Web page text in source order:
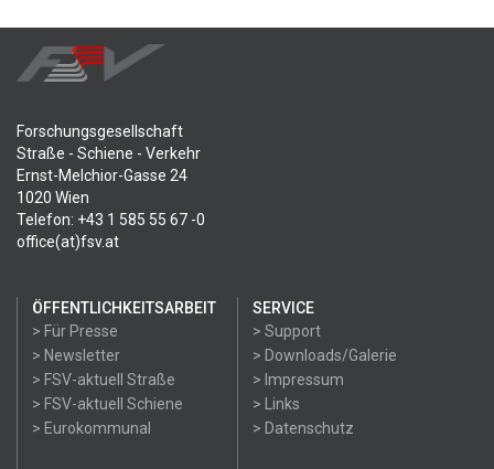
Forschungsgesellschaft
Straße - Schiene - Verkehr
Ernst-Melchior-Gasse 24
1020 Wien
Telefon: +43 1 585 55 67 -0
office(at)fsv.at
ÖFFENTLICHKEITSARBEIT
> Für Presse
> Newsletter
> FSV-aktuell Straße
> FSV-aktuell Schiene
> Eurokommunal
SERVICE
> Support
> Downloads/Galerie
> Impressum
> Links
> Datenschutz